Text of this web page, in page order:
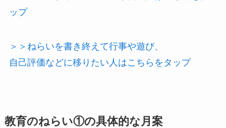
ップ
＞＞ねらいを書き終えて行事や遊び、
自己評価などに移りたい人はこちらをタップ
教育のねらい①の具体的な 月案